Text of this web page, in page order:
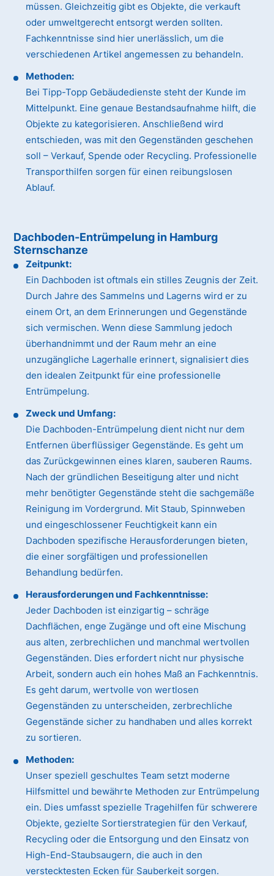
müssen. Gleichzeitig gibt es Objekte, die verkauft
oder umweltgerecht entsorgt werden sollten.
Fachkenntnisse sind hier unerlässlich, um die
verschiedenen Artikel angemessen zu behandeln.
Methoden:
Bei Tipp-Topp Gebäudedienste steht der Kunde im
Mittelpunkt. Eine genaue Bestandsaufnahme hilft, die
Objekte zu kategorisieren. Anschließend wird
entschieden, was mit den Gegenständen geschehen
soll – Verkauf, Spende oder Recycling. Professionelle
Transporthilfen sorgen für einen reibungslosen
Ablauf.
Dachboden-Entrümpelung in Hamburg
Sternschanze
Zeitpunkt:
Ein Dachboden ist oftmals ein stilles Zeugnis der Zeit.
Durch Jahre des Sammelns und Lagerns wird er zu
einem Ort, an dem Erinnerungen und Gegenstände
sich vermischen. Wenn diese Sammlung jedoch
überhandnimmt und der Raum mehr an eine
unzugängliche Lagerhalle erinnert, signalisiert dies
den idealen Zeitpunkt für eine professionelle
Entrümpelung.
Zweck und Umfang:
Die Dachboden-Entrümpelung dient nicht nur dem
Entfernen überflüssiger Gegenstände. Es geht um
das Zurückgewinnen eines klaren, sauberen Raums.
Nach der gründlichen Beseitigung alter und nicht
mehr benötigter Gegenstände steht die sachgemäße
Reinigung im Vordergrund. Mit Staub, Spinnweben
und eingeschlossener Feuchtigkeit kann ein
Dachboden spezifische Herausforderungen bieten,
die einer sorgfältigen und professionellen
Behandlung bedürfen.
Herausforderungen und Fachkenntnisse:
Jeder Dachboden ist einzigartig – schräge
Dachflächen, enge Zugänge und oft eine Mischung
aus alten, zerbrechlichen und manchmal wertvollen
Gegenständen. Dies erfordert nicht nur physische
Arbeit, sondern auch ein hohes Maß an Fachkenntnis.
Es geht darum, wertvolle von wertlosen
Gegenständen zu unterscheiden, zerbrechliche
Gegenstände sicher zu handhaben und alles korrekt
zu sortieren.
Methoden:
Unser speziell geschultes Team setzt moderne
Hilfsmittel und bewährte Methoden zur Entrümpelung
ein. Dies umfasst spezielle Tragehilfen für schwerere
Objekte, gezielte Sortierstrategien für den Verkauf,
Recycling oder die Entsorgung und den Einsatz von
High-End-Staubsaugern, die auch in den
verstecktesten Ecken für Sauberkeit sorgen.